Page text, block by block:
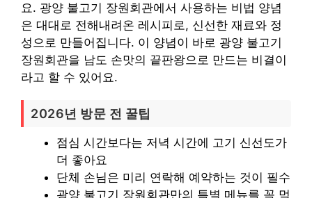
요. 광양 불고기 장원회관에서 사용하는 비법 양념
은 대대로 전해내려온 레시피로, 신선한 재료와 정
성으로 만들어집니다. 이 양념이 바로 광양 불고기
장원회관을 남도 손맛의 끝판왕으로 만드는 비결이
라고 할 수 있어요.
2026년 방문 전 꿀팁
점심 시간보다는 저녁 시간에 고기 신선도가
더 좋아요
단체 손님은 미리 연락해 예약하는 것이 필수
광양 불고기 장원회관만의 특별 메뉴를 꼭 먹